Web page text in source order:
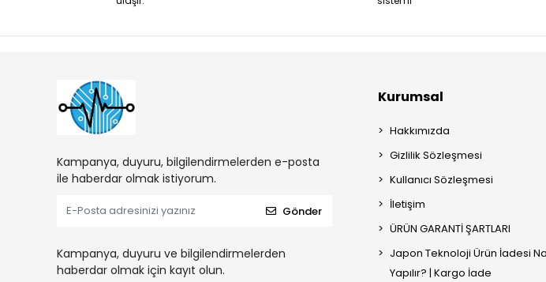
Kampanya, duyuru, bilgilendirmelerden e-posta
ile haberdar olmak istiyorum.
Gönder
Kampanya, duyuru ve bilgilendirmelerden
haberdar olmak için kayıt olun.
Kurumsal
Hakkımızda
Gizlilik Sözleşmesi
Kullanıcı Sözleşmesi
İletişim
ÜRÜN GARANTİ ŞARTLARI
Japon Teknoloji Ürün İadesi
Yapılır? | Kargo İade